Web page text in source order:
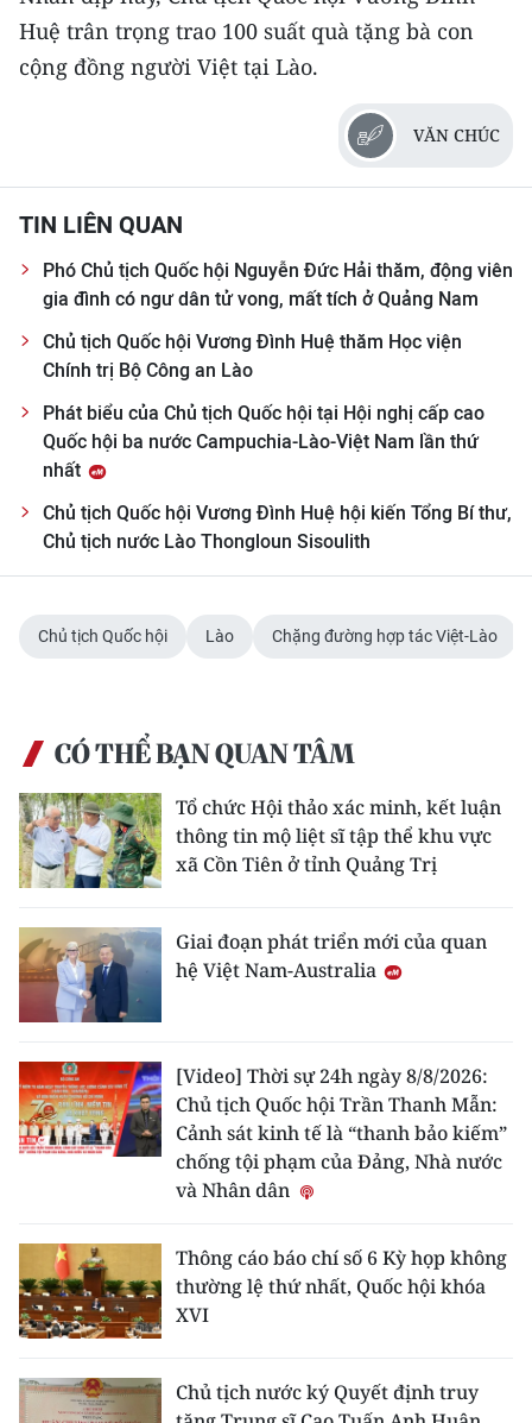
Huệ trân trọng trao 100 suất quà tặng bà con
cộng đồng người Việt tại Lào.
VĂN CHÚC
TIN LIÊN QUAN
Phó Chủ tịch Quốc hội Nguyễn Đức Hải thăm, động viên
gia đình có ngư dân tử vong, mất tích ở Quảng Nam
Chủ tịch Quốc hội Vương Đình Huệ thăm Học viện
Chính trị Bộ Công an Lào
Phát biểu của Chủ tịch Quốc hội tại Hội nghị cấp cao
Quốc hội ba nước Campuchia-Lào-Việt Nam lần thứ
nhất
Chủ tịch Quốc hội Vương Đình Huệ hội kiến Tổng Bí thư,
Chủ tịch nước Lào Thongloun Sisoulith
Chủ tịch Quốc hội Lào Chặng đường hợp tác Việt-Lào
CÓ THỂ BẠN QUAN TÂM
Tổ chức Hội thảo xác minh, kết luận
thông tin mộ liệt sĩ tập thể khu vực
xã Cồn Tiên ở tỉnh Quảng Trị
Giai đoạn phát triển mới của quan
hệ Việt Nam-Australia
[Video] Thời sự 24h ngày 8/8/2026:
Chủ tịch Quốc hội Trần Thanh Mẫn:
Cảnh sát kinh tế là “thanh bảo kiếm”
chống tội phạm của Đảng, Nhà nước
và Nhân dân
Thông cáo báo chí số 6 Kỳ họp không
thường lệ thứ nhất, Quốc hội khóa
XVI
Chủ tịch nước ký Quyết định truy